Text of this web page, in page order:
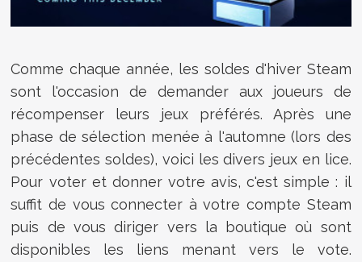
Comme chaque année, les soldes d'hiver Steam
sont l'occasion de demander aux joueurs de
récompenser leurs jeux préférés. Après une
phase de sélection menée à l'automne (lors des
précédentes soldes), voici les divers jeux en lice.
Pour voter et donner votre avis, c'est simple : il
suffit de vous connecter à votre compte Steam
puis de vous diriger vers la boutique où sont
disponibles les liens menant vers le vote.